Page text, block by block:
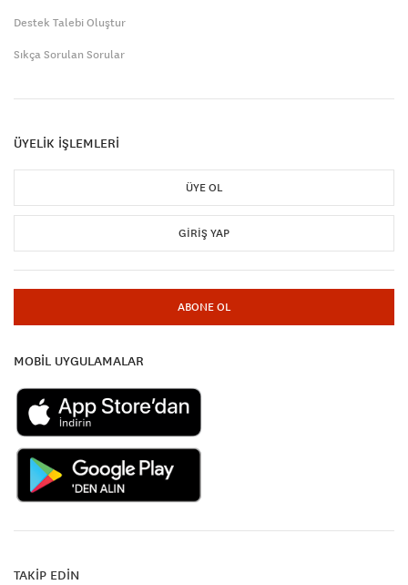
Destek Talebi Oluştur
Sıkça Sorulan Sorular
ÜYELİK İŞLEMLERİ
ÜYE OL
GIRIŞ YAP
ABONE OL
MOBİL UYGULAMALAR
TAKİP EDİN